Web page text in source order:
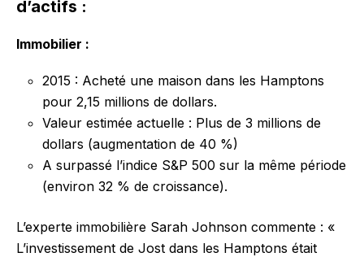
d’actifs :
Immobilier :
2015 : Acheté une maison dans les Hamptons
pour 2,15 millions de dollars.
Valeur estimée actuelle : Plus de 3 millions de
dollars (augmentation de 40 %)
A surpassé l’indice S&P 500 sur la même période
(environ 32 % de croissance).
L’experte immobilière Sarah Johnson commente : «
L’investissement de Jost dans les Hamptons était